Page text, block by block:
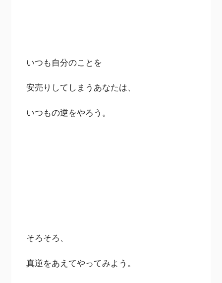
いつも自分のことを
安売りしてしまうあなたは、
いつもの逆をやろう。
そろそろ、
真逆をあえてやってみよう。